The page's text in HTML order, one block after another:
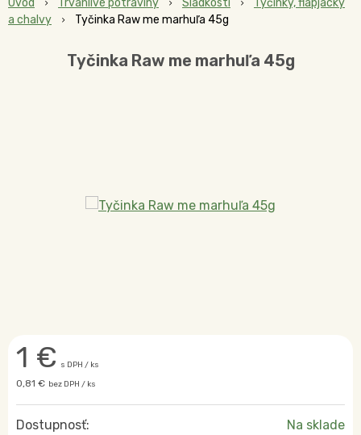
Úvod Trvanlivé potraviny Sladkosti
Tyčinky, flapjacky
a chalvy
Tyčinka Raw me marhuľa 45g
Tyčinka Raw me marhuľa 45g
1 € s DPH / ks
0,81 € bez DPH / ks
Dostupnosť: Na sklade